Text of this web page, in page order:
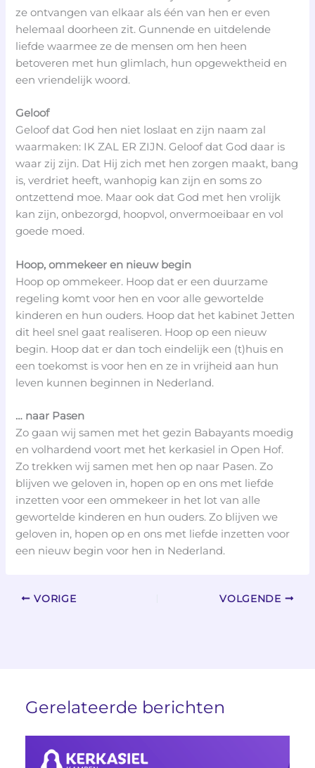
ze ontvangen van elkaar als één van hen er even
helemaal doorheen zit. Gunnende en uitdelende
liefde waarmee ze de mensen om hen heen
betoveren met hun glimlach, hun opgewektheid en
een vriendelijk woord.
Geloof
Geloof dat God hen niet loslaat en zijn naam zal
waarmaken: IK ZAL ER ZIJN. Geloof dat God daar is
waar zij zijn. Dat Hij zich met hen zorgen maakt, bang
is, verdriet heeft, wanhopig kan zijn en soms zo
ontzettend moe. Maar ook dat God met hen vrolijk
kan zijn, onbezorgd, hoopvol, onvermoeibaar en vol
goede moed.
Hoop, ommekeer en nieuw begin
Hoop op ommekeer. Hoop dat er een duurzame
regeling komt voor hen en voor alle gewortelde
kinderen en hun ouders. Hoop dat het kabinet Jetten
dit heel snel gaat realiseren. Hoop op een nieuw
begin. Hoop dat er dan toch eindelijk een (t)huis en
een toekomst is voor hen en ze in vrijheid aan hun
leven kunnen beginnen in Nederland.
… naar Pasen
Zo gaan wij samen met het gezin Babayants moedig
en volhardend voort met het kerkasiel in Open Hof.
Zo trekken wij samen met hen op naar Pasen. Zo
blijven we geloven in, hopen op en ons met liefde
inzetten voor een ommekeer in het lot van alle
gewortelde kinderen en hun ouders. Zo blijven we
geloven in, hopen op en ons met liefde inzetten voor
een nieuw begin voor hen in Nederland.
VORIGE VOLGENDE
Gerelateerde berichten